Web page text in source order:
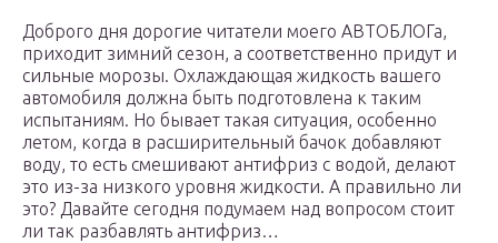
Доброго дня дорогие читатели моего АВТОБЛОГа,
приходит зимний сезон, а соответственно придут и
сильные морозы. Охлаждающая жидкость вашего
автомобиля должна быть подготовлена к таким
испытаниям. Но бывает такая ситуация, особенно
летом, когда в расширительный бачок добавляют
воду, то есть смешивают антифриз с водой, делают
это из-за низкого уровня жидкости. А правильно ли
это? Давайте сегодня подумаем над вопросом стоит
ли так разбавлять антифриз…